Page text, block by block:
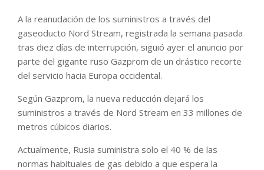
A la reanudación de los suministros a través del
gaseoducto Nord Stream, registrada la semana pasada
tras diez días de interrupción, siguió ayer el anuncio por
parte del gigante ruso Gazprom de un drástico recorte
del servicio hacia Europa occidental.
Según Gazprom, la nueva reducción dejará los
suministros a través de Nord Stream en 33 millones de
metros cúbicos diarios.
Actualmente, Rusia suministra solo el 40 % de las
normas habituales de gas debido a que espera la